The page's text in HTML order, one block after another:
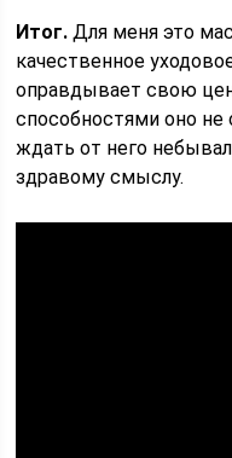
Итог. Для меня это
качественное
оправдывает свою
способностями оно не
ждать от него
здравому смыслу.